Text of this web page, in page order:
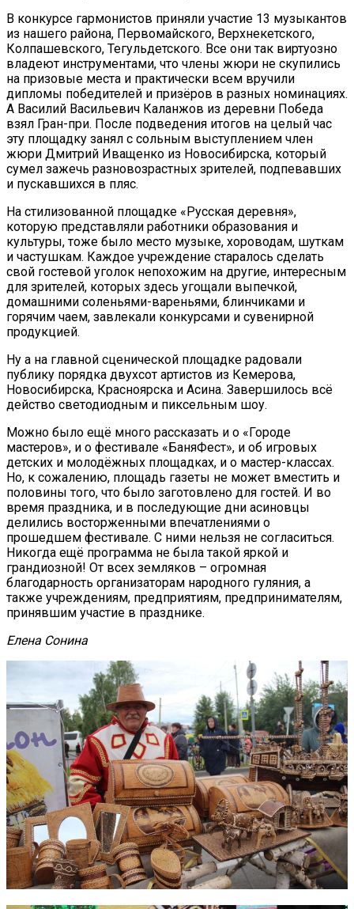
В конкурсе гармонистов приняли участие 13 музыкантов
из нашего района, Первомайского, Верхнекетского,
Колпашевского, Тегульдетского. Все они так виртуозно
владеют инструментами, что члены жюри не скупились
на призовые места и практически всем вручили
дипломы победителей и призёров в разных номинациях.
А Василий Васильевич Каланжов из деревни Победа
взял Гран-при. После подведения итогов на целый час
эту площадку занял с сольным выступлением член
жюри Дмитрий Иващенко из Новосибирска, который
сумел зажечь разновозрастных зрителей, подпевавших
и пускавшихся в пляс.
На стилизованной площадке «Русская деревня»,
которую представляли работники образования и
культуры, тоже было место музыке, хороводам, шуткам
и частушкам. Каждое учреждение старалось сделать
свой гостевой уголок непохожим на другие, интересным
для зрителей, которых здесь угощали выпечкой,
домашними соленьями-вареньями, блинчиками и
горячим чаем, завлекали конкурсами и сувенирной
продукцией.
Ну а на главной сценической площадке радовали
публику порядка двухсот артистов из Кемерова,
Новосибирска, Красноярска и Асина. Завершилось всё
действо светодиодным и пиксельным шоу.
Можно было ещё много рассказать и о «Городе
мастеров», и о фестивале «БаняФест», и об игровых
детских и молодёжных площадках, и о мастер-классах.
Но, к сожалению, площадь газеты не может вместить и
половины того, что было заготовлено для гостей. И во
время праздника, и в последующие дни асиновцы
делились восторженными впечатлениями о
прошедшем фестивале. С ними нельзя не согласиться.
Никогда ещё программа не была такой яркой и
грандиозной! От всех земляков – огромная
благодарность организаторам народного гуляния, а
также учреждениям, предприятиям, предпринимателям,
принявшим участие в празднике.
Елена Сонина